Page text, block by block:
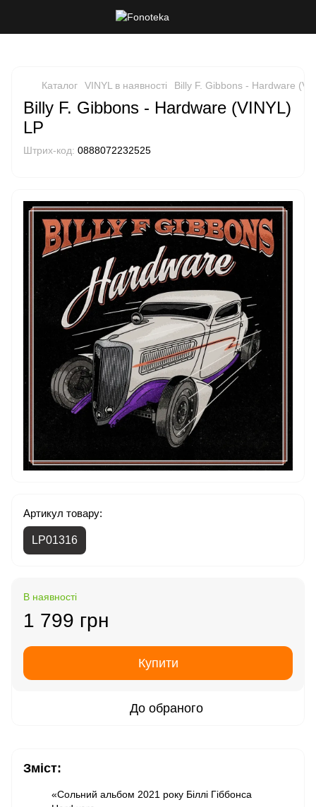
Каталог VINYL в наявності Billy F. Gibbons - Hardware
Billy F. Gibbons - Hardware (VINYL)
LP
Штрих-код: 0888072232525
Артикул товару:
LP01316
В наявності
1 799 грн
Купити
До обраного
Зміст:
«Сольний альбом 2021 року Біллі Гіббонса